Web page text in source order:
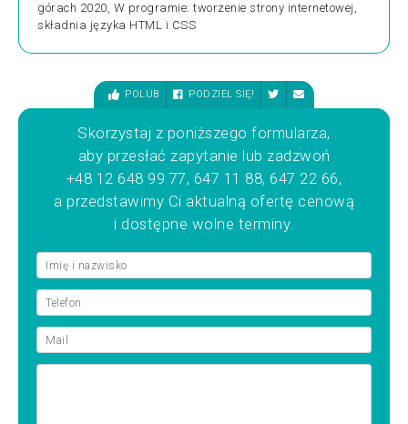
górach 2020, W programie: tworzenie strony internetowej,
składnia języka HTML i CSS
POLUB PODZIEL SIĘ!
Skorzystaj z poniższego formularza,
aby przesłać zapytanie lub zadzwoń
+48 12 648 99 77, 647 11 88, 647 22 66,
a przedstawimy Ci aktualną ofertę cenową
i dostępne wolne terminy.